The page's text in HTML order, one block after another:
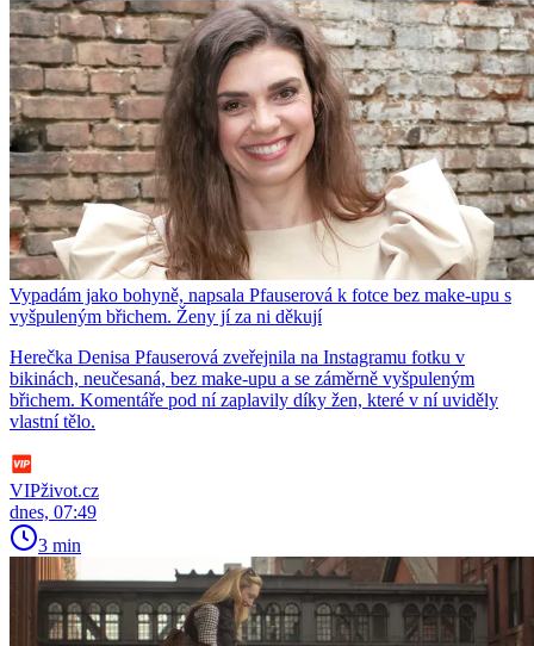
Vypadám jako bohyně, napsala Pfauserová k fotce bez make-upu s
vyšpuleným břichem. Ženy jí za ni děkují
Herečka Denisa Pfauserová zveřejnila na Instagramu fotku v
bikinách, neučesaná, bez make-upu a se záměrně vyšpuleným
břichem. Komentáře pod ní zaplavily díky žen, které v ní uviděly
vlastní tělo.
VIPživot.cz
dnes, 07:49
3 min